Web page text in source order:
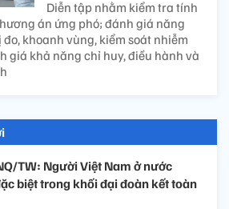
Diễn tập nhằm kiểm tra tính
án ứng phó; đánh giá năng
khoanh vùng, kiểm soát nhiễm
giá khả năng chỉ huy, điều hành và
TW: Người Việt Nam ở nước
biệt trong khối đại đoàn kết toàn